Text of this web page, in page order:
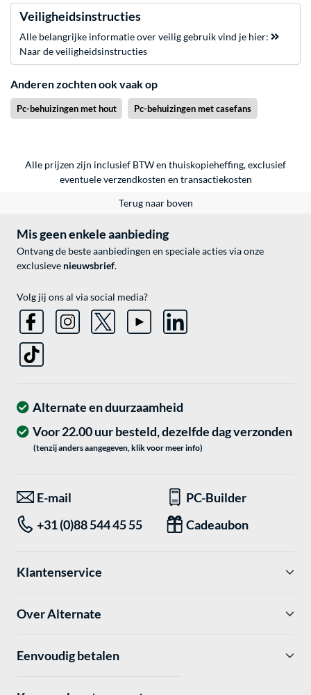
Veiligheidsinstructies
Alle belangrijke informatie over veilig gebruik vind je hier:
Naar de veiligheidsinstructies
Anderen zochten ook vaak op
Pc-behuizingen met hout Pc-behuizingen met casefans
Alle prijzen zijn inclusief BTW en thuiskopieheffing, exclusief
eventueleverzendkosten en transactiekosten
Terug naar boven
Mis geen enkele aanbieding
Ontvang de beste aanbiedingen en speciale acties via onze
exclusieve nieuwsbrief.
Volg jij ons al via social media?
Alternate en duurzaamheid
Voor 22.00 uur besteld, dezelfde dag verzonden
(tenzij anders aangegeven, klik voor meer info)
E-mail
PC-Builder
+31 (0)88 544 45 55
Cadeaubon
Klantenservice
Over Alternate
Eenvoudig betalen